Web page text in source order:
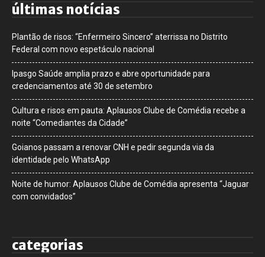
últimas notícias
Plantão de risos: “Enfermeiro Sincero” aterrissa no Distrito
Federal com novo espetáculo nacional
Ipasgo Saúde amplia prazo e abre oportunidade para
credenciamentos até 30 de setembro
Cultura e risos em pauta: Aplausos Clube de Comédia recebe a
noite “Comediantes da Cidade”
Goianos passam a renovar CNH e pedir segunda via da
identidade pelo WhatsApp
Noite de humor: Aplausos Clube de Comédia apresenta “Jaguar
com convidados”
categorias